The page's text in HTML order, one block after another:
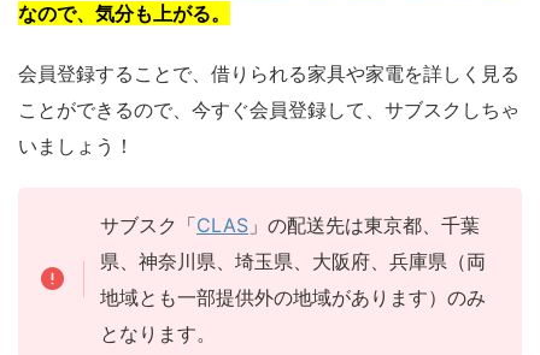
なので、気分も上がる。
会員登録することで、借りられる家具や家電を詳しく見る
ことができるので、今すぐ会員登録して、サブスクしちゃ
いましょう！
サブスク「CLAS」の配送先は東京都、千葉
県、神奈川県、埼玉県、大阪府、兵庫県（両
地域とも一部提供外の地域があります）のみ
となります。